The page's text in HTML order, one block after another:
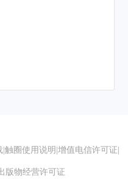
触圈使用说明 增值电信许可证
版物经营许可证